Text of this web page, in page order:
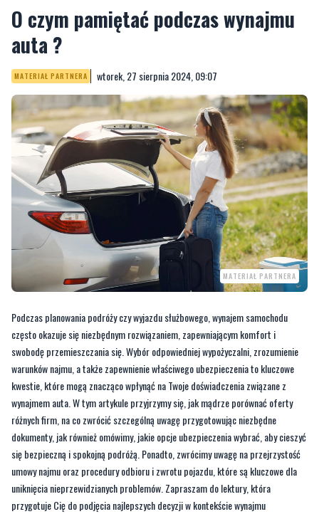
O czym pamiętać podczas wynajmu
auta ?
MATERIAŁ PARTNERA wtorek, 27 sierpnia 2024, 09:07
MATERIAŁ PARTNERA
Podczas planowania podróży czy wyjazdu służbowego, wynajem samochodu
często okazuje się niezbędnym rozwiązaniem, zapewniającym komfort i
swobodę przemieszczania się. Wybór odpowiedniej wypożyczalni, zrozumienie
warunków najmu, a także zapewnienie właściwego ubezpieczenia to kluczowe
kwestie, które mogą znacząco wpłynąć na Twoje doświadczenia związane z
wynajmem auta. W tym artykule przyjrzymy się, jak mądrze porównać oferty
różnych firm, na co zwrócić szczególną uwagę przygotowując niezbędne
dokumenty, jak również omówimy, jakie opcje ubezpieczenia wybrać, aby cieszyć
się bezpieczną i spokojną podróżą. Ponadto, zwrócimy uwagę na przejrzystość
umowy najmu oraz procedury odbioru i zwrotu pojazdu, które są kluczowe dla
uniknięcia nieprzewidzianych problemów. Zapraszam do lektury, która
przygotuje Cię do podjęcia najlepszych decyzji w kontekście wynajmu